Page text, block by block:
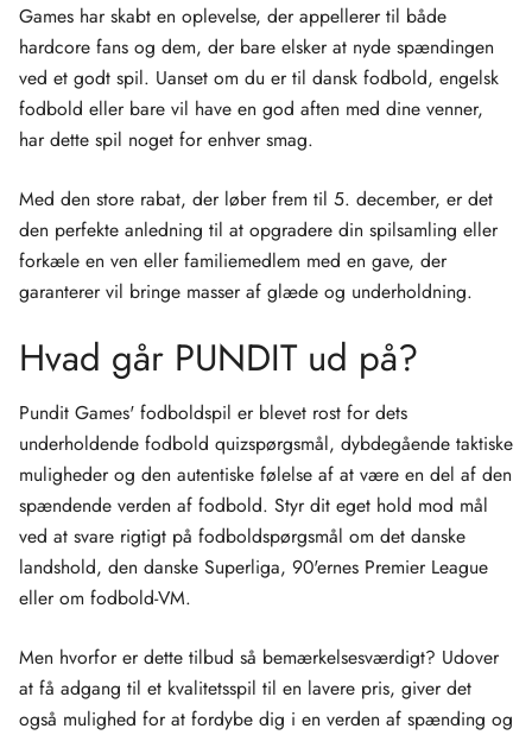
Games har skabt en oplevelse, der appellerer til både
hardcore fans og dem, der bare elsker at nyde spændingen
ved et godt spil. Uanset om du er til dansk fodbold, engelsk
fodbold eller bare vil have en god aften med dine venner,
har dette spil noget for enhver smag.
Med den store rabat, der løber frem til 5. december, er det
den perfekte anledning til at opgradere din spilsamling eller
forkæle en ven eller familiemedlem med en gave, der
garanterer vil bringe masser af glæde og underholdning.
Hvad går PUNDIT ud på?
Pundit Games' fodboldspil er blevet rost for dets
underholdende fodbold quizspørgsmål, dybdegående taktiske
muligheder og den autentiske følelse af at være en del af den
spændende verden af ​​fodbold. Styr dit eget hold mod mål
ved at svare rigtigt på fodboldspørgsmål om det danske
landshold, den danske Superliga, 90'ernes Premier League
eller om fodbold-VM.
Men hvorfor er dette tilbud så bemærkelsesværdigt? Udover
at få adgang til et kvalitetsspil til en lavere pris, giver det
også mulighed for at fordybe dig i en verden af ​​spænding og